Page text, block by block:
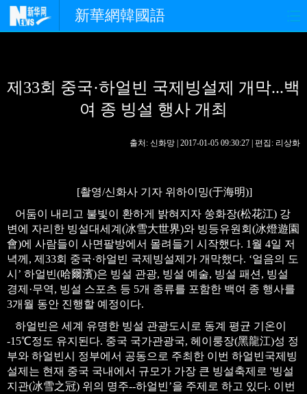
新華網韓國語
경제 사회 포토
핫 TV
생생 중국어
제33회 중국·하얼빈 국제빙설제 개막...백
여 종 빙설 행사 개최
출처: 신화망 | 2017-01-05 09:30:27 | 편집: 리상화
[촬영/신화사 기자 위하이밍(于海明)]
어둠이 내리고 불빛이 환하게 밝혀지자 쑹화장(松花江) 강
변에 자리한 빙설대세계(冰雪大世界)와 빙등유원회(冰燈遊園
會)에 사람들이 사면팔방에서 몰려들기 시작했다. 1월 4일 저
녁께, 제33회 중국·하얼빈 국제빙설제가 개막했다. ‘얼음의 도
시’ 하얼빈(哈爾濱)은 빙설 관광, 빙설 예술, 빙설 패션, 빙설
경제·무역, 빙설 스포츠 등 5개 종류를 포함한 백여 종 행사를
3개월 동안 진행할 예정이다.
하얼빈은 세계 유명한 빙설 관광도시로 동계 평균 기온이
-15℃정도 유지된다. 중국 국가관광국, 헤이룽장(黑龍江)성 정
부와 하얼빈시 정부에서 공동으로 주최한 이번 하얼빈국제빙
설제는 현재 중국 국내에서 규모가 가장 큰 빙설축제로 '빙설
지관(冰雪之冠) 위의 명주--하얼빈’을 주제로 하고 있다. 이번